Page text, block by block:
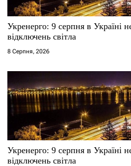
Укренерго: 9 серпня в Україні
відключень світла
8 Серпня, 2026
Укренерго: 9 серпня в Україні
відключень світла